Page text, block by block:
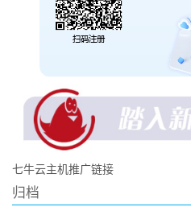
七牛云主机推广链接
归档